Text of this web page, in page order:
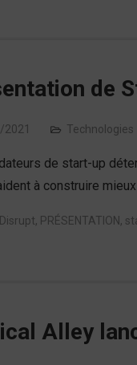
de
Technologies
de start-up
à construire
Disrupt, PRÉSENTATION ,
Alley